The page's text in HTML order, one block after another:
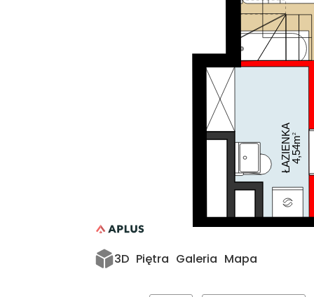
ŁAZIENKA4,54m
2
3D Piętra Galeria Mapa